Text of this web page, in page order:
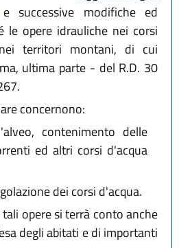
successive modifiche ed
le opere idrauliche nei corsi
territori montani, di cui
ultima parte - del R.D. 30
concernono:
contenimento delle
ed altri corsi d'acqua
dei corsi d'acqua.
opere si terrà conto anche
degli abitati e di importanti